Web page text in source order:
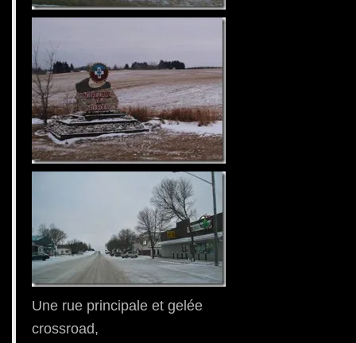
Une rue principale et gelée
crossroad,